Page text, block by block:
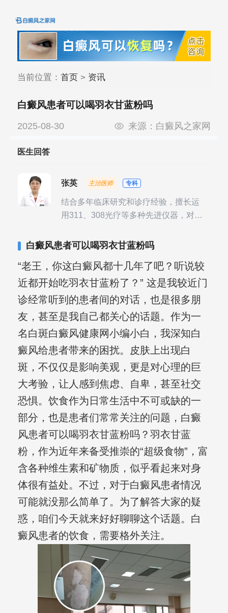
当前位置： 首页> 资讯
白癜风患者可以喝羽衣甘蓝粉吗
2025-08-30 来源： 白癜风之家网
医生回答
张英 主治医师 专科
结合多年临床研究和诊疗经验，擅长运
用311、308光疗等多种先进仪器，对不
其对女性银屑病、顽固性银屑病、全身
验。
白癜风患者可以喝羽衣甘蓝粉吗
“老王，你这白癜风都十几年了吧？听说较
近都开始吃羽衣甘蓝粉了？” 这是我较近门
诊经常听到的患者间的对话，也是很多朋
友，甚至是我自己都关心的话题。作为一
名白斑白癜风健康网小编小白，我深知白
癜风给患者带来的困扰。皮肤上出现白
斑，不仅仅是影响美观，更是对心理的巨
大考验，让人感到焦虑、自卑，甚至社交
恐惧。饮食作为日常生活中不可或缺的一
部分，也是患者们常常关注的问题，白癜
风患者可以喝羽衣甘蓝粉吗？羽衣甘蓝
粉，作为近年来备受推崇的“超级食物”，富
含各种维生素和矿物质，似乎看起来对身
体很有益处。不过，对于白癜风患者情况
可能就没那么简单了。为了解答大家的疑
惑，咱们今天就来好好聊聊这个话题。白
癜风患者的饮食，需要格外关注。